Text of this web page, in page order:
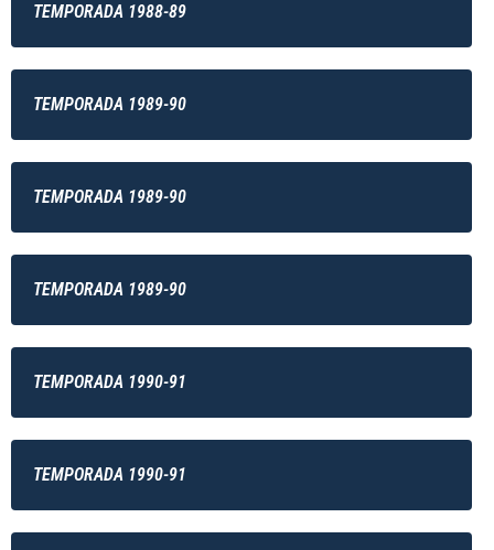
TEMPORADA 1988-89
TEMPORADA 1989-90
TEMPORADA 1989-90
TEMPORADA 1989-90
TEMPORADA 1990-91
TEMPORADA 1990-91